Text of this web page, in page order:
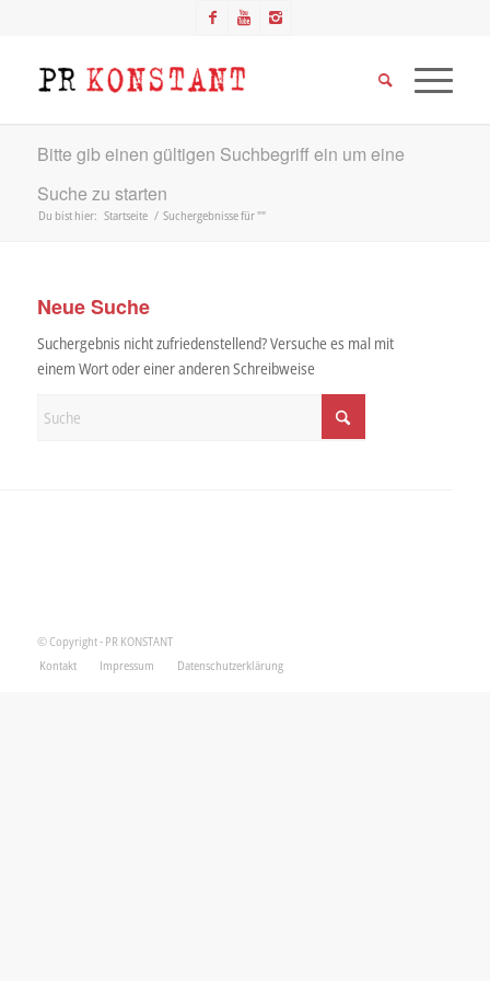
Bitte gib einen gültigen Suchbegriff ein um eine
Suche zu starten
Du bist hier: Startseite / Suchergebnisse für ""
Neue Suche
Suchergebnis nicht zufriedenstellend? Versuche es mal mit
einem Wort oder einer anderen Schreibweise
© Copyright - PR KONSTANT
Kontakt
Impressum Datenschutzerklärung